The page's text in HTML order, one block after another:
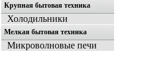
Крупная бытовая техника
Холодильники
Мелкая бытовая техника
Микроволновые печи